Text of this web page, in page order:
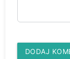
DODAJ